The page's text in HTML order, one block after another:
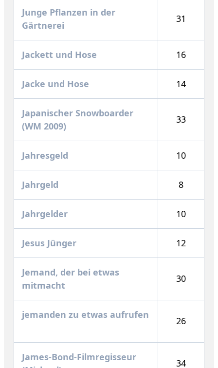
Junge Pflanzen in der
Gärtnerei
31
Jackett und Hose 16
Jacke und Hose 14
Japanischer Snowboarder
(WM 2009)
33
Jahresgeld 10
Jahrgeld 8
Jahrgelder 10
Jesus Jünger 12
Jemand, der bei etwas
mitmacht
30
jemanden zu etwas aufrufen
26
James-Bond-Filmregisseur
34